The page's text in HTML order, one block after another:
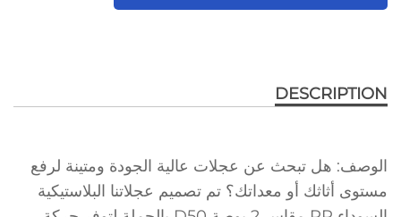
DESCRIPTION
الوصف: هل تبحث عن عجلات عالية الجودة ومتينة لرفع
مستوى أثاثك أو معداتك؟ تم تصميم عجلاتنا البلاستيكية